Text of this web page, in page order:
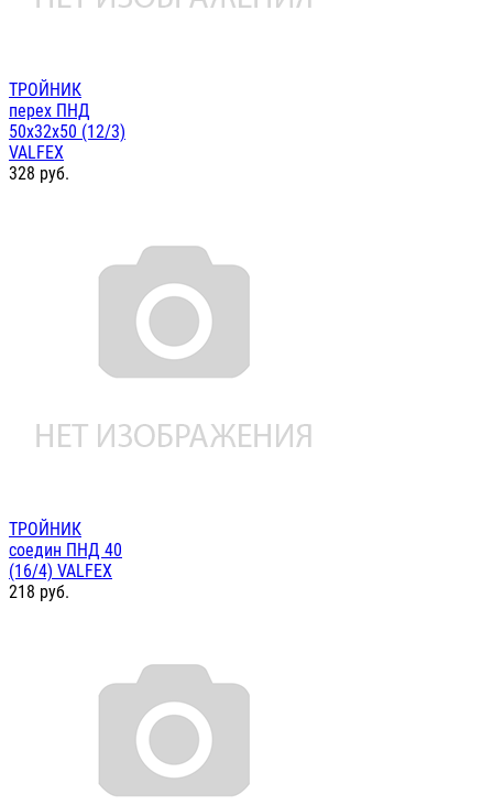
ТРОЙНИК
перех ПНД
50х32х50 (12/3)
VALFEX
328 руб.
ТРОЙНИК
соедин ПНД 40
(16/4) VALFEX
218 руб.